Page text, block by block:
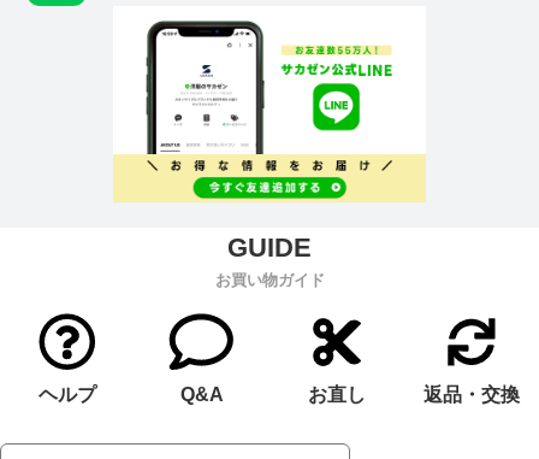
お買い物ガイド
ヘルプ Q&A お直し 返品・交換